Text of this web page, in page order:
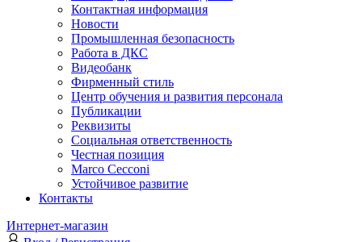
Контактная информация
Новости
Промышленная безопасность
Работа в ДКС
Видеобанк
Фирменный стиль
Центр обучения и развития персонала
Публикации
Реквизиты
Социальная ответственность
Честная позиция
Marco Cecconi
Устойчивое развитие
Контакты
Интернет-магазин